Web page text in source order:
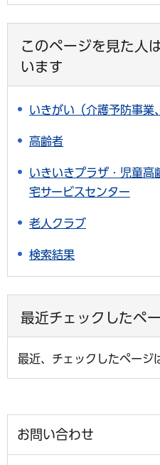
このページを見た人
います
いきがい（介護予防事業
高齢者
いきいきプラザ・児童高
宅サービスセンター
老人クラブ
検索結果
最近チェックしたペ
最近、チェックしたページ
お問い合わせ